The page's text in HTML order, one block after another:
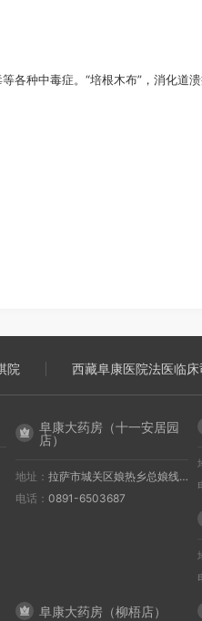
种中毒症。“培根木布”，消化道
院 西藏阜康医院法医临
阜康大药房（十一安居园
店）
地址： 拉萨市城关区娘热乡总娘线（第十一安居园旁）
电话： 0891-6503687
阜康大药房（柳梧店）